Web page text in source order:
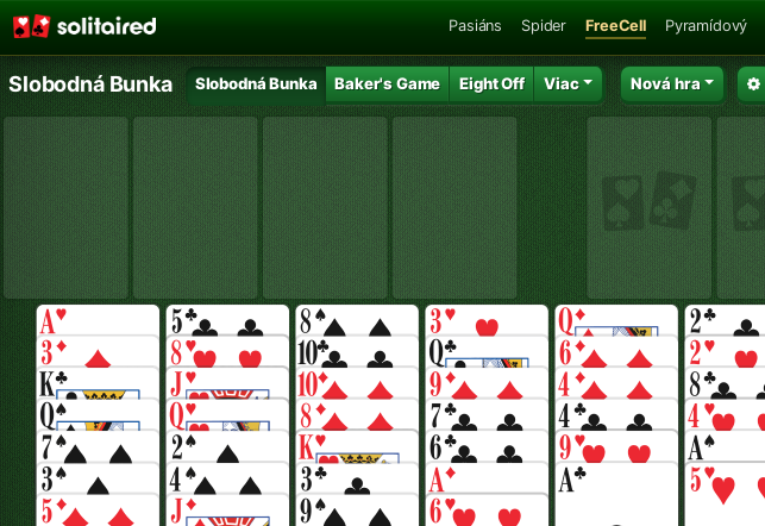
Pasiáns Spider FreeCell Pyramídový
Slobodná Bunka Slobodná Bunka Baker's Game Eight Off Viac Nová hra